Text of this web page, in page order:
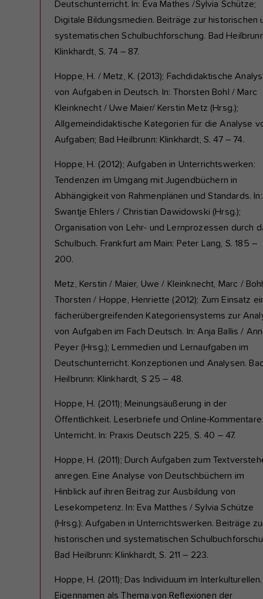
Deutschunterricht. In: Eva Mathes /Sylvia Schütze;
Digitale Bildungsmedien. Beiträge zur historischen
systematischen Schulbuchforschung. Bad
Klinkhardt, S. 74 – 87.
Hoppe, H. / Metz, K. (2013); Fachdidaktische
von Aufgaben in Deutsch. In: Thorsten Bohl / Marc
Kleinknecht / Uwe Maier/ Kerstin Metz (Hrsg.);
Allgemeindidaktische Kategorien für die Analyse
Aufgaben; Bad Heilbrunn: Klinkhardt, S. 47 – 74.
Hoppe, H. (2012); Aufgaben in Unterrichtswerken:
Tendenzen im Umgang mit Jugendbüchern in
Abhängigkeit von Rahmenplänen und Standards. In:
Swantje Ehlers / Christian Dawidowski (Hrsg.);
Organisation von Lehr- und Lernprozessen durch
Schulbuch. Frankfurt am Main: Peter Lang, S. 185 –
200.
Metz, Kerstin / Maier, Uwe / Kleinknecht, Marc /
Thorsten / Hoppe, Henriette (2012); Zum Einsatz
fächerübergreifenden Kategoriensystems zur
von Aufgaben im Fach Deutsch. In: Anja Ballis / Ann
Peyer (Hrsg.); Lernmedien und Lernaufgaben im
Deutschunterricht. Konzeptionen und Analysen.
Heilbrunn: Klinkhardt, S 25 – 48.
Hoppe, H. (2011); Meinungsäußerung in der
Öffentlichkeit. Leserbriefe und Online-
Unterricht. In: Praxis Deutsch 225, S. 40 – 47.
Hoppe, H. (2011); Durch Aufgaben zum
anregen. Eine Analyse von Deutschbüchern im
Hinblick auf ihren Beitrag zur Ausbildung von
Lesekompetenz. In: Eva Matthes / Sylvia Schütze
(Hrsg.): Aufgaben in Unterrichtswerken. Beiträge
historischen und systematischen
Bad Heilbrunn: Klinkhardt, S. 211 – 223.
Hoppe, H. (2011); Das Individuum im Interkulturellen.
Eigennamen als Thema von Reflexionen der